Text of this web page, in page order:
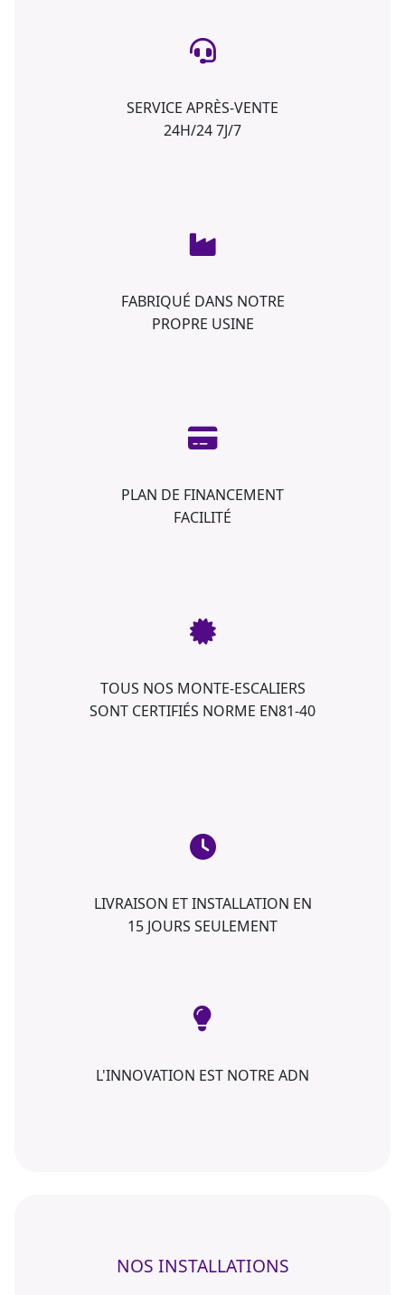
SERVICE APRÈS-VENTE
24H/24 7J/7
FABRIQUÉ DANS NOTRE
PROPRE USINE
PLAN DE FINANCEMENT
FACILITÉ
TOUS NOS MONTE-ESCALIERS
SONT CERTIFIÉS NORME EN81-40
LIVRAISON ET INSTALLATION EN
15 JOURS SEULEMENT
L'INNOVATION EST NOTRE ADN
NOS INSTALLATIONS